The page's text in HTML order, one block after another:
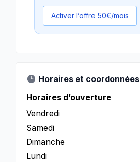
Activer l’offre 50€/mois
Horaires et coordonnées
Horaires d’ouverture
Vendredi
Samedi
Dimanche
Lundi